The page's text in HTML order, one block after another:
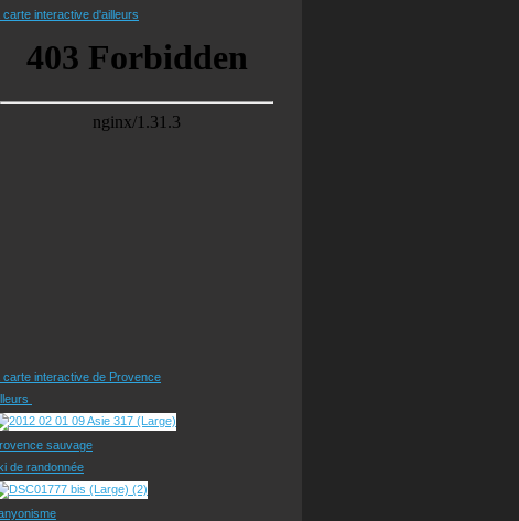
carte interactive d'ailleurs
carte interactive de Provence
sauvage
de randonnée